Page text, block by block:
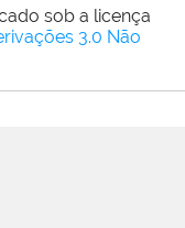
sob a licença
3.0 Não